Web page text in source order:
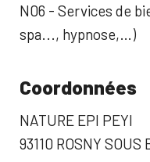
N06 - Services de
spa..., hypnose,…)
Coordonnées
NATURE EPI PEYI
93110 ROSNY SOUS